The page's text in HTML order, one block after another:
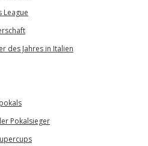
League
des Jahres in Italien
Pokalsieger